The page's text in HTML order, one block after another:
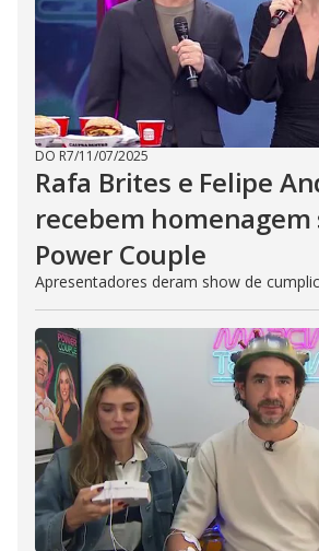
DO R7/11/07/2025
Rafa Brites e Felipe
recebem
Power Couple
Apresentadores deram show de